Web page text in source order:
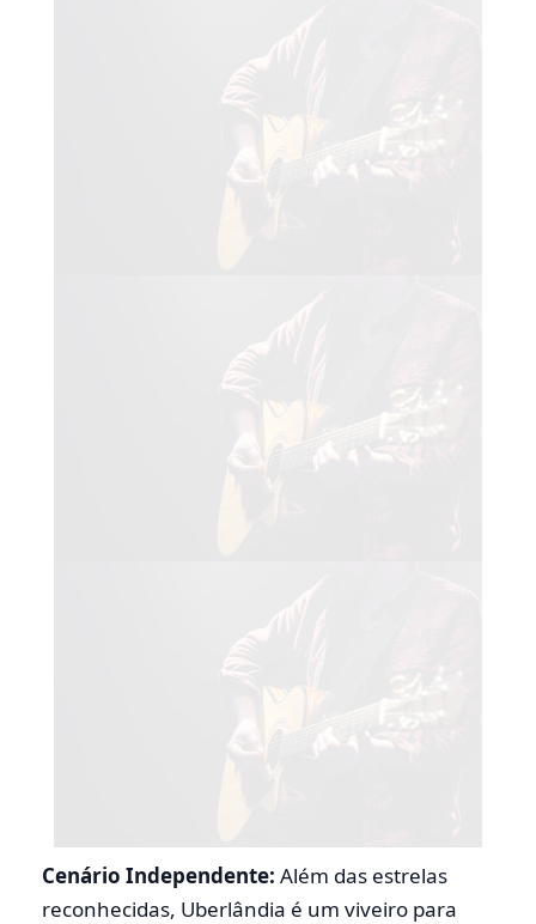
Cenário Independente: Além das estrelas
reconhecidas, Uberlândia é um viveiro para